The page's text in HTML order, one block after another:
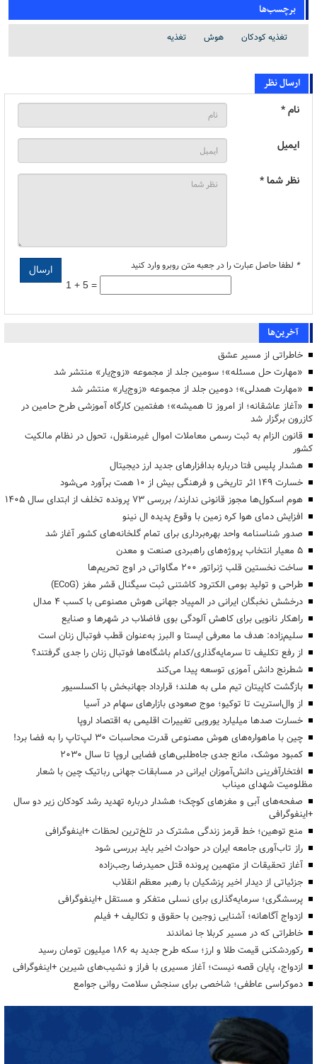
برچسب‌ها
تغذیه کودکان هوش تغذیه
ارسال نظر
نام *
ایمیل
نظر شما *
* لطفا حاصل عبارت را در جعبه متن روبرو وارد کنید
1 + 5 =
آخرین‌ها
خاطراتی از مسیر عشق
«مهارت حل مسئله»؛ سومین جلد از مجموعه «زوج‌یار» منتشر شد
«مهارت همدلی»؛ دومین جلد از مجموعه «زوج‌یار» منتشر شد
«آغاز عاشقانه؛ از امروز تا همیشه»؛ هفتمین کارگاه آموزشی طرح حامین در
کازرون برگزار شد
قانون الزام به ثبت رسمی معاملات اموال غیرمنقول، تحول در نظام مالکیت
کشور
هشدار پلیس فتا درباره بدافزارهای جدید ارز دیجیتال
خسارت ۱۴۹ اثر تاریخی و فرهنگی بیش از ۱۰ همت برآورد می‌شود
هوم اسکول‌ها مجوز قانونی ندارند/ بررسی ۷۳ پرونده تخلف از ابتدای سال ۱۴۰۵
افزایش دمای هوا کره زمین با وقوع پدیده ال نینو
صدور شناسنامه واحد بهره‌برداری برای تمام گلخانه‌های کشور آغاز شد
۵ معیار انتخاب پروژه‌های راهبردی صنعت و معدن
ساخت نخستین قلب ژنراتور ۲۰۰ مگاواتی در اوج تحریم‌ها
طراحی و تولید بومی الکترود کاشتنی ثبت سیگنال قشر مغز (ECoG)
درخشش نخبگان ایرانی در المپیاد جهانی هوش مصنوعی با کسب ۴ مدال
راهکار نانویی برای کاهش آلودگی بوی فاضلاب در شهرها و صنایع
سلیم‌زاده: هدف‌ ما معرفی ایستا و البرز به‌عنوان قطب فوتبال زنان است
از رفع تکلیف تا سرمایه‌گذاری/کدام باشگاه‌ها فوتبال زنان را جدی گرفتند؟
شطرنج دانش آموزی توسعه پیدا می‌کند
بازگشت کاپیتان تیم ملی به هلند؛ قرارداد جهانبخش با اکسلسیور
از وال‌استریت تا توکیو؛ موج صعودی بازارهای سهام در آسیا
خسارت صدها میلیارد یورویی تغییرات اقلیمی به اقتصاد اروپا
چین با ماهواره‌های هوش مصنوعی قدرت محاسبات 30 لپ‌تاپ را به فضا برد!
کمبود موشک، مانع جدی جاه‌طلبی‌های فضایی اروپا تا سال ۲۰۳۰
افتخارآفرینی دانش‌آموزان ایرانی در مسابقات جهانی رباتیک چین با شعار
مظلومیت شهدای میناب
صفحه‌های آبی و مغزهای کوچک؛ هشدار درباره تهدید رشد کودکان زیر دو سال
+اینفوگرافی
منع توهین؛ خط قرمز زندگی مشترک در تلخ‌ترین لحظات +اینفوگرافی
راز تاب‌آوری جامعه ایران در حوادث اخیر باید بررسی شود
آغاز تحقیقات از متهمین پرونده قتل حمیدرضا رجب‌زاده
جزئیاتی از دیدار اخیر پزشکیان با رهبر معظم انقلاب
پرسشگری؛ سرمایه‌گذاری برای نسلی متفکر و مستقل +اینفوگرافی
ازدواج آگاهانه؛ آشنایی زوجین با حقوق و تکالیف + فیلم
خاطراتی که در مسیر کربلا جا نماندند
رکوردشکنی قیمت طلا و ارز؛ سکه طرح جدید به ۱۸۶ میلیون تومان رسید
ازدواج، پایان قصه نیست؛ آغاز مسیری با فراز و نشیب‌های شیرین +اینفوگرافی
دموکراسی عاطفی؛ شاخصی برای سنجش سلامت روانی جوامع